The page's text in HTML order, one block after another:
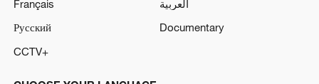
Français
العربية
Русский
Documentary
CCTV+